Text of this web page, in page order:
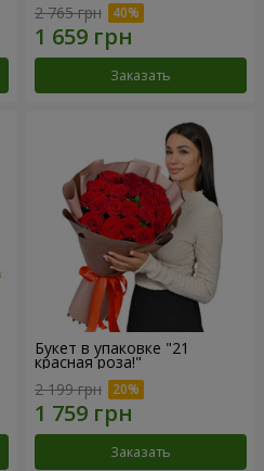
2 765 грн
Заказать
Букет в упаковке "21
красная роза!"
2 199 грн
Заказать